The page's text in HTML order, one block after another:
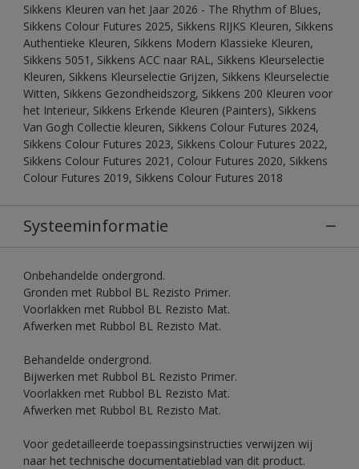
Sikkens Kleuren van het Jaar 2026 - The Rhythm of Blues,
Sikkens Colour Futures 2025, Sikkens RIJKS Kleuren, Sikkens
Authentieke Kleuren, Sikkens Modern Klassieke Kleuren,
Sikkens 5051, Sikkens ACC naar RAL, Sikkens Kleurselectie
Kleuren, Sikkens Kleurselectie Grijzen, Sikkens Kleurselectie
Witten, Sikkens Gezondheidszorg, Sikkens 200 Kleuren voor
het Interieur, Sikkens Erkende Kleuren (Painters), Sikkens
Van Gogh Collectie kleuren, Sikkens Colour Futures 2024,
Sikkens Colour Futures 2023, Sikkens Colour Futures 2022,
Sikkens Colour Futures 2021, Colour Futures 2020, Sikkens
Colour Futures 2019, Sikkens Colour Futures 2018
Systeeminformatie
Onbehandelde ondergrond.
Gronden met Rubbol BL Rezisto Primer.
Voorlakken met Rubbol BL Rezisto Mat.
Afwerken met Rubbol BL Rezisto Mat.
Behandelde ondergrond.
Bijwerken met Rubbol BL Rezisto Primer.
Voorlakken met Rubbol BL Rezisto Mat.
Afwerken met Rubbol BL Rezisto Mat.
Voor gedetailleerde toepassingsinstructies verwijzen wij
naar het technische documentatieblad van dit product.